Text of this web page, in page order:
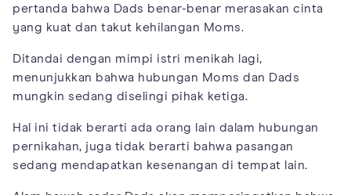
pertanda bahwa Dads benar-benar merasakan cinta
yang kuat dan takut kehilangan Moms.
Ditandai dengan mimpi istri menikah lagi,
menunjukkan bahwa hubungan Moms dan Dads
mungkin sedang diselingi pihak ketiga.
Hal ini tidak berarti ada orang lain dalam hubungan
pernikahan, juga tidak berarti bahwa pasangan
sedang mendapatkan kesenangan di tempat lain.